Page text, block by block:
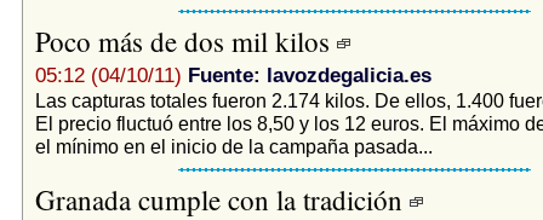
Poco más de dos mil kilos
05:12 (04/10/11) Fuente: lavozdegalicia.es
Las capturas totales fueron 2.174 kilos. De ellos, 1.400
El precio fluctuó entre los 8,50 y los 12 euros. El máximo
el mínimo en el inicio de la campaña pasada...
Granada cumple con la tradición